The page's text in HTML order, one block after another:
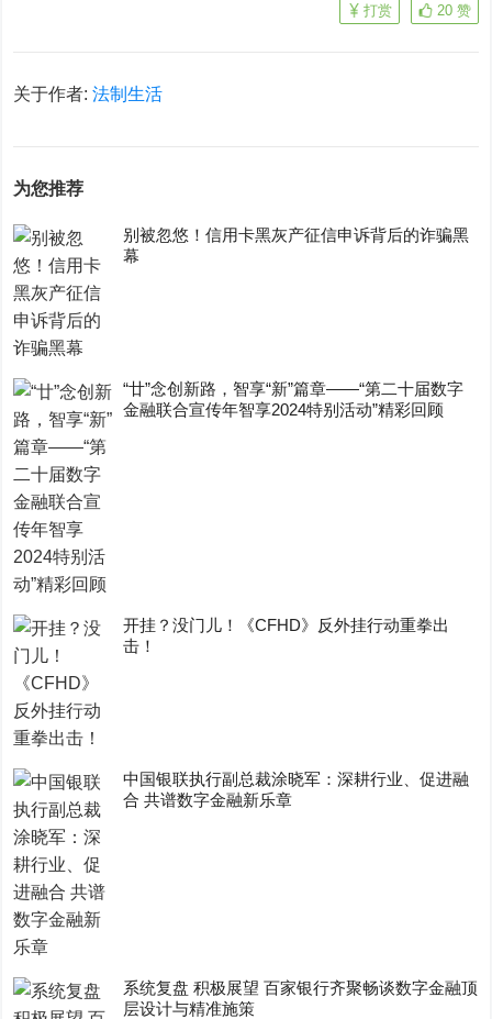
20 赞
打赏
关于作者:法制生活
为您推荐
别被忽悠！信用卡黑灰产征信申诉背后的诈骗黑
幕
“廿”念创新路，智享“新”篇章——“第二十届数字
金融联合宣传年智享2024特别活动”精彩回顾
开挂？没门儿！《CFHD》反外挂行动重拳出
击！
中国银联执行副总裁涂晓军：深耕行业、促进融
合 共谱数字金融新乐章
系统复盘 积极展望 百家银行齐聚畅谈数字金融顶
层设计与精准施策